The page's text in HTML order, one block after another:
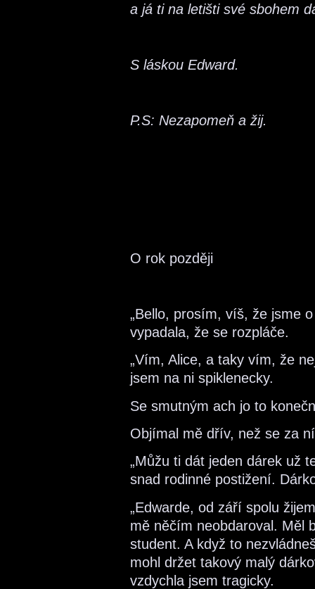
a já ti na letišti své sbohem
S láskou Edward.
P.S: Nezapomeň a žij.
O rok později
„Bello, prosím, víš, že jsme
vypadala, že se rozpláče.
„Vím, Alice, a taky vím, že
jsem na ni spiklenecky.
Se smutným ach jo to
Objímal mě dřív, než se za
„Můžu ti dát jeden dárek už
snad rodinné postižení.
„Edwarde, od září spolu
mě něčím neobdaroval. Měl
student. A když to
mohl držet takový malý
vzdychla jsem tragicky.